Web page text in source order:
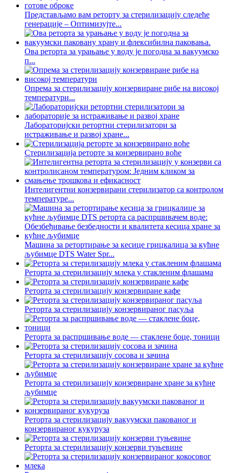
Представљамо вам реторту за стерилизацију следеће
генерације – Оптимизујте...
Ова реторта за урањање у воду је погодна за вакуумско
п...
Опрема за стерилизацију конзервиране рибе на високој
температури...
Лабораторијски ретортни стерилизатори за
истраживање и развој хране...
Стерилизација реторте за конзервирано воће
Интелигентни конзервирани стерилизатор са контролом
температуре...
Машина за ретортирање за кесице грицкалица за кућне
љубимце DTS Water Spr...
Реторта за стерилизацију млека у стакленим флашама
Реторта за стерилизацију конзервиране кафе
Реторта за стерилизацију конзервираног пасуља
Реторта за распршивање воде — стаклене боце, тоници
Реторта за стерилизацију сосова и зачина
Реторта за стерилизацију конзервиране хране за кућне
љубимце
Реторта за стерилизацију вакуумски пакованог и
конзервираног кукуруза
Реторта за стерилизацију конзерви туњевине